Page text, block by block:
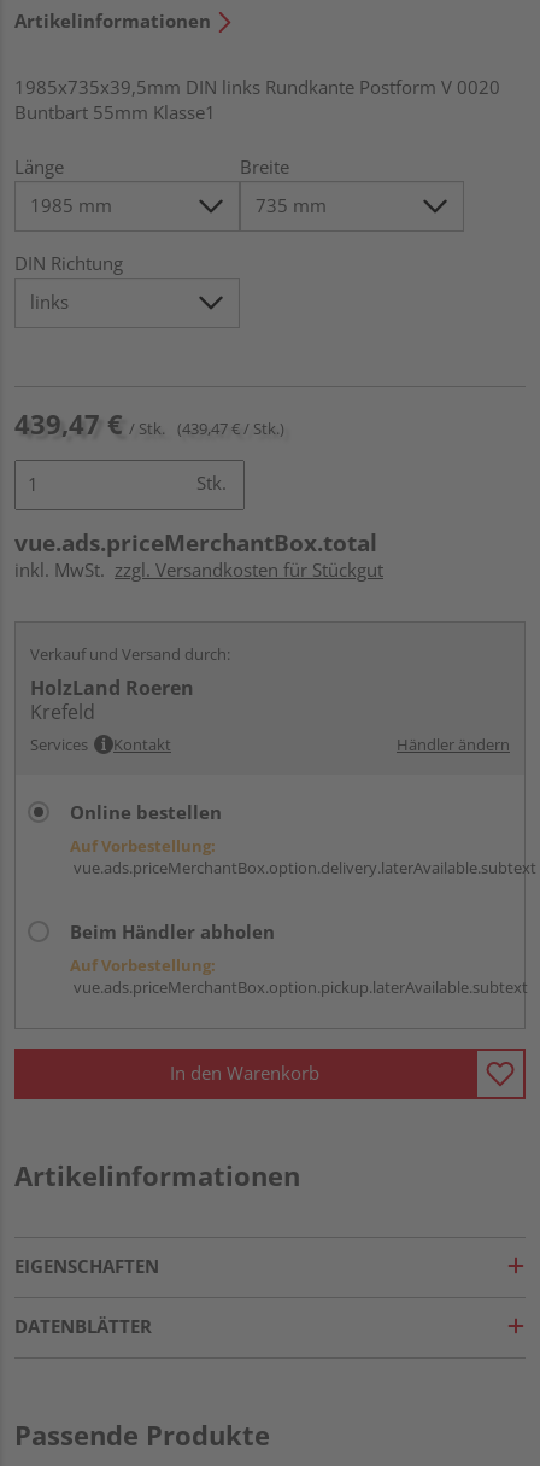
Artikelinformationen
1985x735x39,5mm DIN links Rundkante Postform V 0020
Buntbart 55mm Klasse1
Länge Breite
DIN Richtung
439,47 € / Stk. (439,47 € / Stk.)
Stk.
vue.ads.priceMerchantBox.total
inkl. MwSt. zzgl. Versandkosten für Stückgut
Verkauf und Versand durch:
HolzLand Roeren
Krefeld
Services Kontakt Händler ändern
Online bestellen
Auf Vorbestellung:
vue.ads.priceMerchantBox.option.delivery.laterAvailable.subtext
Beim Händler abholen
Auf Vorbestellung:
vue.ads.priceMerchantBox.option.pickup.laterAvailable.subtext
In den Warenkorb
Artikelinformationen
EIGENSCHAFTEN
DATENBLÄTTER
Passende Produkte